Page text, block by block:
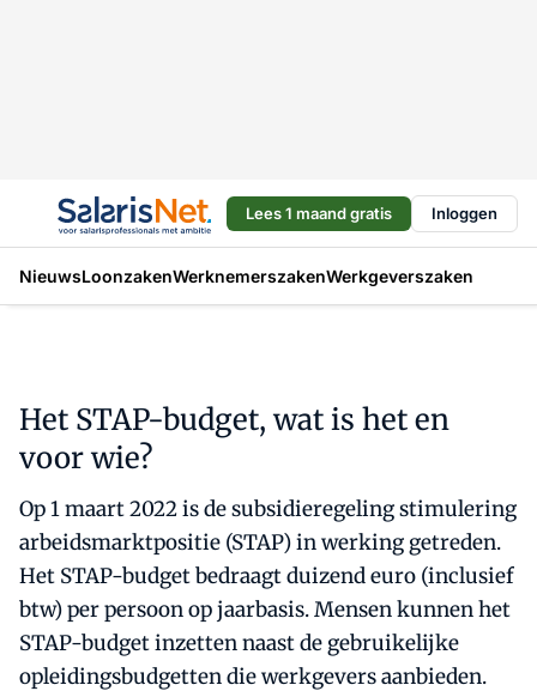
Lees 1 maand gratis Inloggen
NieuwsLoonzakenWerknemerszakenWerkgeverszaken
Het STAP-budget, wat is het en
voor wie?
Op 1 maart 2022 is de subsidieregeling stimulering
arbeidsmarktpositie (STAP) in werking getreden.
Het STAP-budget bedraagt duizend euro (inclusief
btw) per persoon op jaarbasis. Mensen kunnen het
STAP-budget inzetten naast de gebruikelijke
opleidingsbudgetten die werkgevers aanbieden.